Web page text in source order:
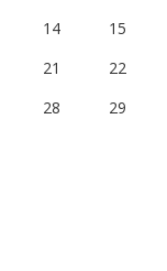
14
15
21
22
28
29